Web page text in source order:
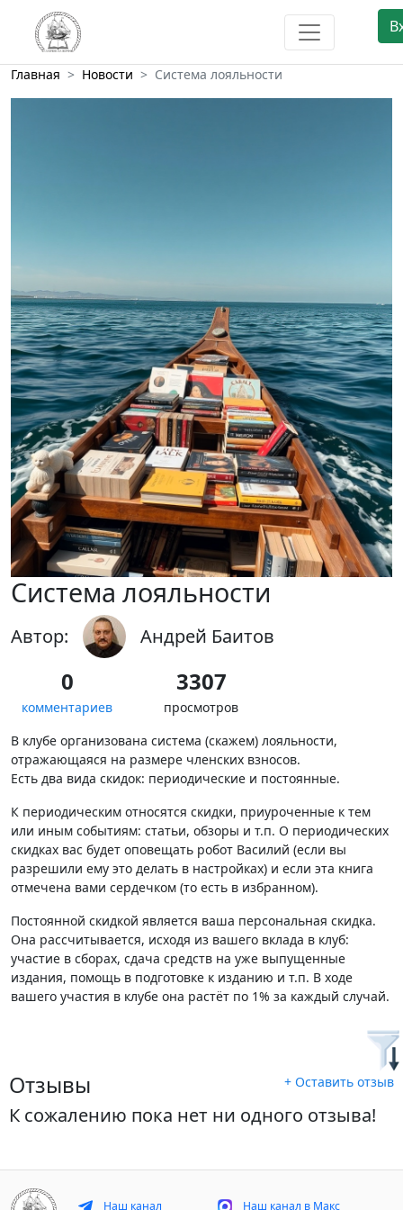
Главная Новости Система лояльности
Система лояльности
Автор: Андрей Баитов
0
комментариев
3307
просмотров
В клубе организована система (скажем) лояльности,
отражающаяся на размере членских взносов.
Есть два вида скидок: периодические и постоянные.
К периодическим относятся скидки, приуроченные к тем
или иным событиям: статьи, обзоры и т.п. О периодических
скидках вас будет оповещать робот Василий (если вы
разрешили ему это делать в настройках) и если эта книга
отмечена вами сердечком (то есть в избранном).
Постоянной скидкой является ваша персональная скидка.
Она рассчитывается, исходя из вашего вклада в клуб:
участие в сборах, сдача средств на уже выпущенные
издания, помощь в подготовке к изданию и т.п. В ходе
вашего участия в клубе она растёт по 1% за каждый случай.
Отзывы + Оставить отзыв
К сожалению пока нет ни одного отзыва!
Наш канал Наш канал в Макс